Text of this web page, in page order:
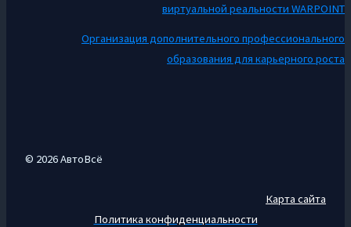
виртуальной реальности WARPOINT
Организация дополнительного профессионального
образования для карьерного роста
© 2026 АвтоВсё
Карта сайта
Политика конфиденциальности